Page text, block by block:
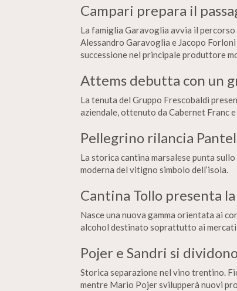
Campari prepara il
La famiglia Garavoglia avvia il
Alessandro Garavoglia e Jacopo
successione nel principale produttore
Attems debutta con un
La tenuta del Gruppo Frescobaldi
aziendale, ottenuto da Cabernet Franc
Pellegrino rilancia
La storica cantina marsalese punta
moderna del vitigno simbolo dell’isola.
Cantina Tollo presenta la
Nasce una nuova gamma orientata ai
alcohol destinato soprattutto ai
Pojer e Sandri si
Storica separazione nel vino trentino.
mentre Mario Pojer svilupperà nuovi